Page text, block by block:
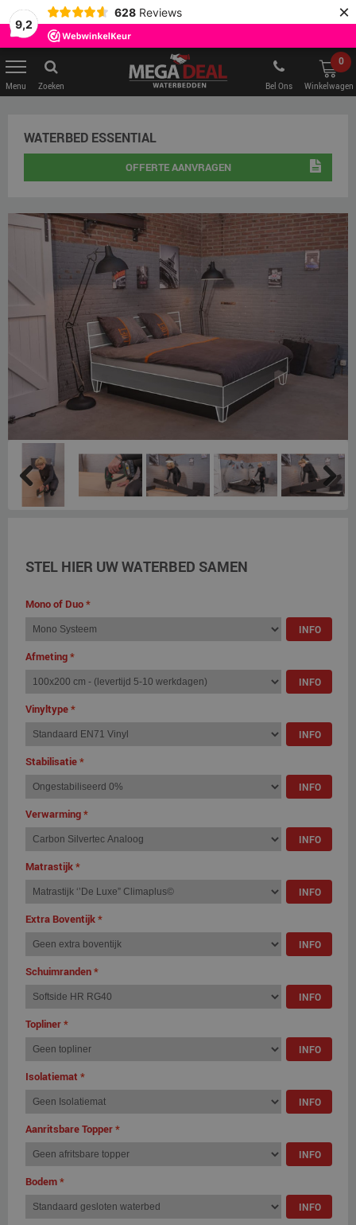
9,2
628 Reviews ×
Zoeken Bel Ons
0
Winkelwagen
WATERBED ESSENTIAL
OFFERTE AANVRAGEN
Previous
STEL HIER UW WATERBED SAMEN
Mono of Duo*
INFO
Afmeting*
INFO
Vinyltype*
INFO
Stabilisatie*
INFO
Verwarming*
INFO
Matrastijk*
INFO
Extra Boventijk*
INFO
Schuimranden*
INFO
Topliner*
INFO
Isolatiemat *
INFO
Aanritsbare Topper*
INFO
Bodem*
INFO